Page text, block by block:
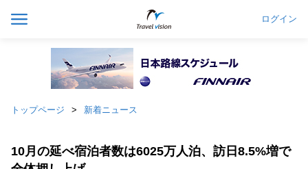
ログイン
トップページ 新着ニュース
10月の延べ宿泊者数は6025万人泊、訪日8.5%増で